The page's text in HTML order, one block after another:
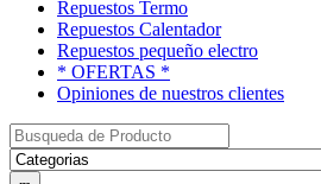
Repuestos Termo
Repuestos Calentador
Repuestos pequeño electro
* OFERTAS *
Opiniones de nuestros clientes
Buscar: